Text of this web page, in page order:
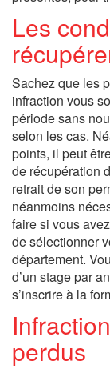
Les
Sachez que les
infraction vous
période sans
selon les cas.
points, il peut
de récupération
retrait de son
néanmoins
faire si vous
de sélectionner
département.
d’un stage par
s’inscrire à la
perdus